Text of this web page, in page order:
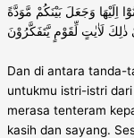
وَجَعَلَ بَيْنَكُمْ مَّوَدَّةً
لَاٰيٰتٍ لِّقَوْمٍ يَّتَفَكَّرُوْنَ
Dan di antara tanda-
untukmu istri-istri
merasa tenteram
kasih dan sayang.